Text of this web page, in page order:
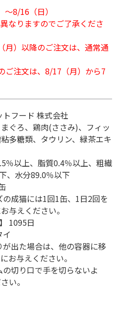
8/16（日）
なりますのでご了承くださ
月）以降のご注文は、通常通
ご注文は、8/17（月）から7
トフード 株式会社
ぐろ、鶏肉(ささみ)、フィッ
多糖類、タウリン、緑茶エキ
％以上、脂質0.4％以上、粗繊
、水分89.0％以下
の成猫には1回1缶、1日2回を
与えください。
1095日
イ
が出た場合は、他の容器に移
お与えください。
の切り口で手を切らないよ
い。